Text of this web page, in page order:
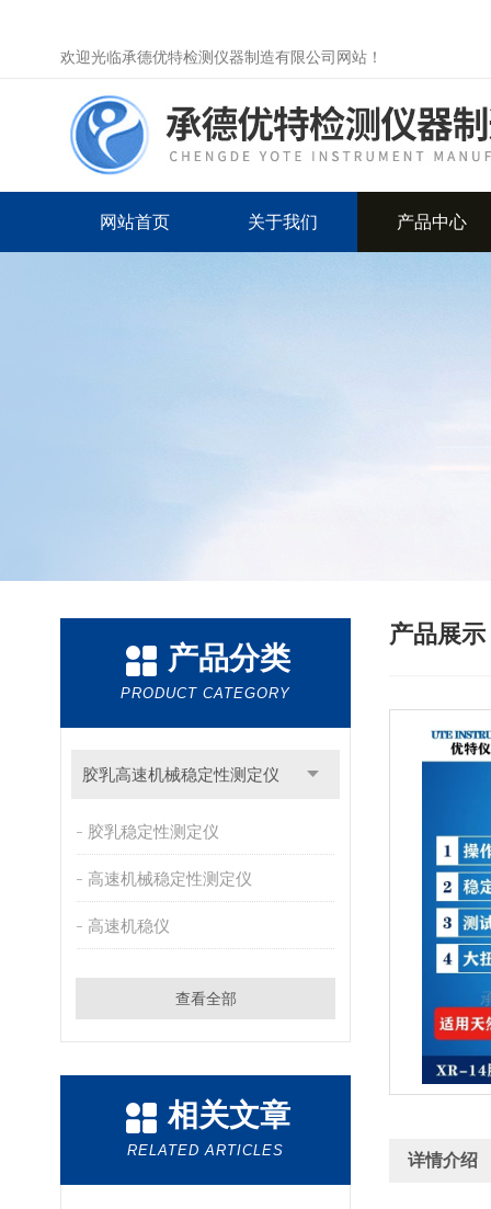
欢迎光临承德优特检测仪器制造有限公司网站！
网站首页 关于我们 产品中心
产品分类
PRODUCT CATEGORY
胶乳高速机械稳定性测定仪
胶乳稳定性测定仪
高速机械稳定性测定仪
高速机稳仪
查看全部
相关文章
RELATED ARTICLES
产品展示
详情介绍